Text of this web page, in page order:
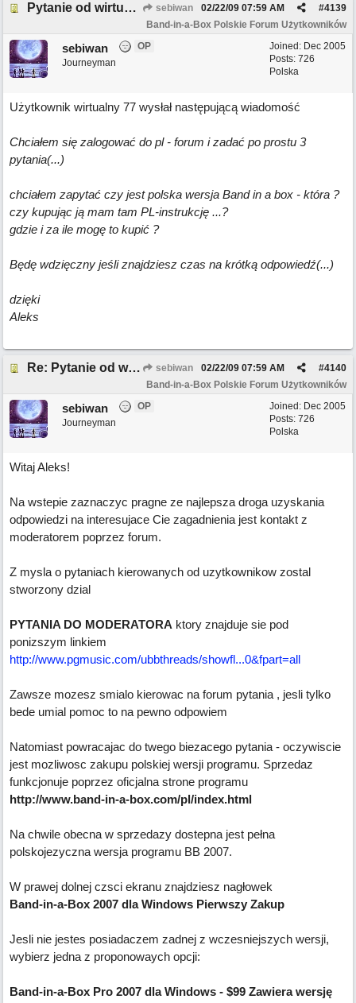
Pytanie od wirtualny 77 sebiwan #4139
02/22/09 07:59 AM
Band-in-a-Box Polskie Forum Użytkowników
Joined: Dec 2005
Posts: 726
Polska
sebiwan
OP
Journeyman
Użytkownik wirtualny 77 wysłał następującą wiadomość
Chciałem się zalogować do pl - forum i zadać po prostu 3
pytania(...)
chciałem zapytać czy jest polska wersja Band in a box - która ?
czy kupując ją mam tam PL-instrukcję ...?
gdzie i za ile mogę to kupić ?
Będę wdzięczny jeśli znajdziesz czas na krótką odpowiedź(...)
dzięki
Aleks
Re: Pytanie od wirtualny 77 sebiwan #4140
02/22/09 07:59 AM
Band-in-a-Box Polskie Forum Użytkowników
Joined: Dec 2005
Posts: 726
Polska
sebiwan
OP
Journeyman
Witaj Aleks!
Na wstepie zaznaczyc pragne ze najlepsza droga uzyskania
odpowiedzi na interesujace Cie zagadnienia jest kontakt z
moderatorem poprzez forum.
Z mysla o pytaniach kierowanych od uzytkownikow zostal
stworzony dzial
PYTANIA DO MODERATORA ktory znajduje sie pod
ponizszym linkiem
http://www.pgmusic.com/ubbthreads/showfl...0&fpart=all
Zawsze mozesz smialo kierowac na forum pytania , jesli tylko
bede umial pomoc to na pewno odpowiem
Natomiast powracajac do twego biezacego pytania - oczywiscie
jest mozliwosc zakupu polskiej wersji programu. Sprzedaz
funkcjonuje poprzez oficjalna strone programu
http://www.band-in-a-box.com/pl/index.html
Na chwile obecna w sprzedazy dostepna jest pełna
polskojezyczna wersja programu BB 2007.
W prawej dolnej czsci ekranu znajdziesz nagłowek
Band-in-a-Box 2007 dla Windows Pierwszy Zakup
Jesli nie jestes posiadaczem zadnej z wczesniejszych wersji,
wybierz jedna z proponowaych opcji:
Band-in-a-Box Pro 2007 dla Windows - $99 Zawiera wersję